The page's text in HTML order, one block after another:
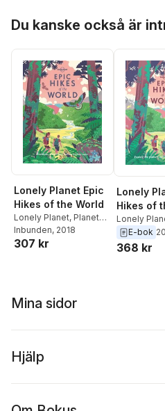
Du kanske också är
Lonely Planet Epic
Hikes of the World
Lonely Planet, Planet
Lonely
Inbunden, 2018
307 kr
Lonely
Hikes of
Lonely
E-bok
368 kr
Mina sidor
Hjälp